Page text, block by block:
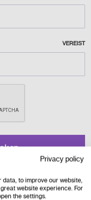
VEREIST
Privacy policy
to improve our website,
website experience. For
the settings.